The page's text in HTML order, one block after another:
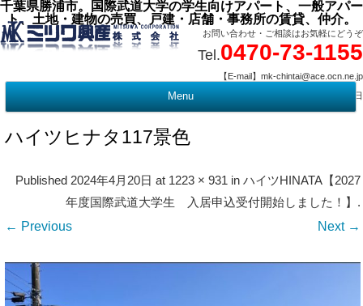
千葉県勝浦市。国際武道大学の学生向けアパート、一般アパー
ト、土地・建物の売買、戸建・店舗・事務所の賃貸、仲介。
お問い合わせ・ご相談はお気軽にどうぞ
Tel.0470-73-1155
【E-mail】mk-chintai@ace.ocn.ne.jp
【営業時間】09:00 ～ 17:15 【定 休 日】水曜・祭日
Menu
ハイツヒナタ117景色
Published2024年4月20日 at 1223 × 931 inハイツHINATA【2027
年度国際武道大学生 入居申込受付開始しました！】 .
← Previous Next →